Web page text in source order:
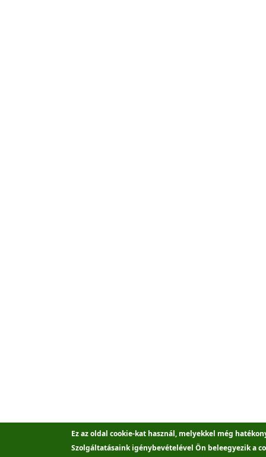
Ez az oldal cookie-kat használ, melyekkel még
Szolgáltatásaink igénybevételével Ön beleegyezik a